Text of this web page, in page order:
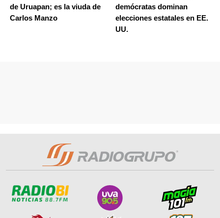
de Uruapan; es la viuda de
Carlos Manzo
demócratas dominan
elecciones estatales en EE.
UU.